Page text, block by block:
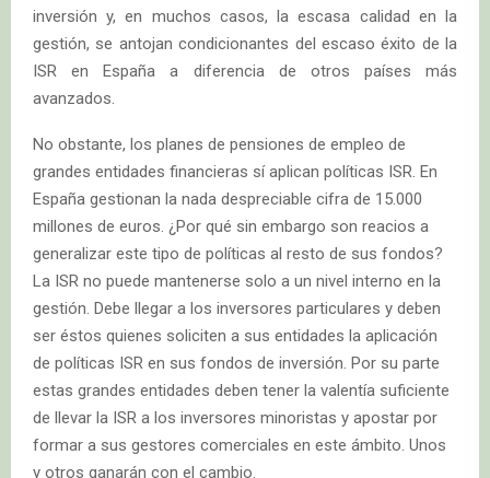
inversión y, en muchos casos, la escasa calidad en la
gestión, se antojan condicionantes del escaso éxito de la
ISR en España a diferencia de otros países más
avanzados.
No obstante, los planes de pensiones de empleo de
grandes entidades financieras sí aplican políticas ISR. En
España gestionan la nada despreciable cifra de 15.000
millones de euros. ¿Por qué sin embargo son reacios a
generalizar este tipo de políticas al resto de sus fondos?
La ISR no puede mantenerse solo a un nivel interno en la
gestión. Debe llegar a los inversores particulares y deben
ser éstos quienes soliciten a sus entidades la aplicación
de políticas ISR en sus fondos de inversión. Por su parte
estas grandes entidades deben tener la valentía suficiente
de llevar la ISR a los inversores minoristas y apostar por
formar a sus gestores comerciales en este ámbito. Unos
y otros ganarán con el cambio.